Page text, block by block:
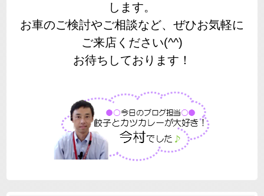
します。
お車のご検討やご相談など、ぜひお気軽に
ご来店ください(^^)
お待ちしております！